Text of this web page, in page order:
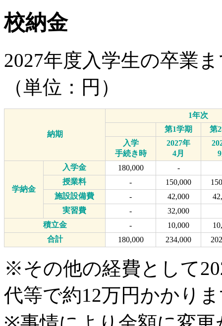
校納金
2027年度入学生の卒業
（単位：円）
納期
1年次
第1学期
第
入学
手続き時
2027年
4月
学納金
入学金 180,000
-
授業料
- 150,000
施設設備費
- 42,000
実習費
-
32,000
積立金
- 10,000
合計
180,000 234,000
※その他の経費として
代等で約12万円かかり